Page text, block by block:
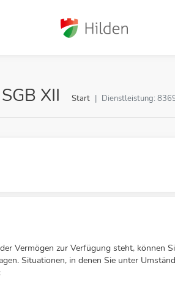
XII Start Dienstleistung:
Vermögen zur Verfügung steht, können
Situationen, in denen Sie unter